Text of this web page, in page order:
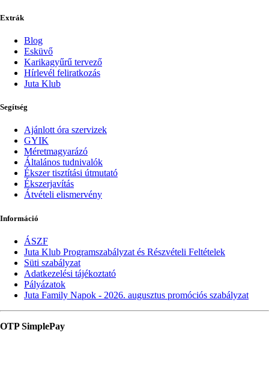
Extrák
Blog
Esküvő
Karikagyűrű tervező
Hírlevél feliratkozás
Juta Klub
Segítség
Ajánlott óra szervizek
GYIK
Méretmagyarázó
Általános tudnivalók
Ékszer tisztítási útmutató
Ékszerjavítás
Átvételi elismervény
Információ
ÁSZF
Juta Klub Programszabályzat és Részvételi Feltételek
Süti szabályzat
Adatkezelési tájékoztató
Pályázatok
Juta Family Napok - 2026. augusztus promóciós szabályzat
OTP SimplePay